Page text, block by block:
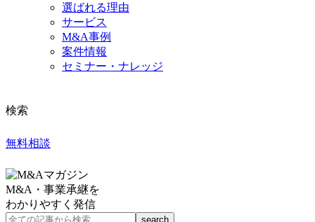
選ばれる理由
サービス
M&A事例
案件情報
セミナー・ナレッジ
検索
無料相談
M&A・事業承継を
わかりやすく発信